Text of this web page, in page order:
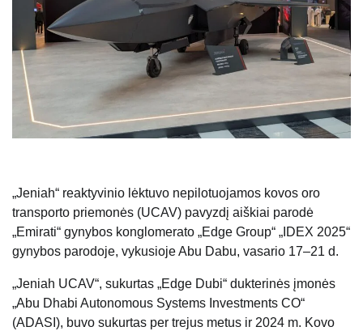
„Jeniah“ reaktyvinio lėktuvo nepilotuojamos kovos oro
transporto priemonės (UCAV) pavyzdį aiškiai parodė
„Emirati“ gynybos konglomerato „Edge Group“ „IDEX 2025“
gynybos parodoje, vykusioje Abu Dabu, vasario 17–21 d.
„Jeniah UCAV“, sukurtas „Edge Dubi“ dukterinės įmonės
„Abu Dhabi Autonomous Systems Investments CO“
(ADASI), buvo sukurtas per trejus metus ir 2024 m. Kovo